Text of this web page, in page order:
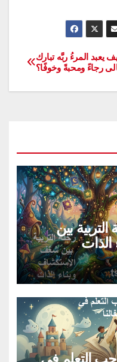
يعبد المرءُ ربَّه تبارك
رجاءً ومحبةً وخوفًا؟
بين